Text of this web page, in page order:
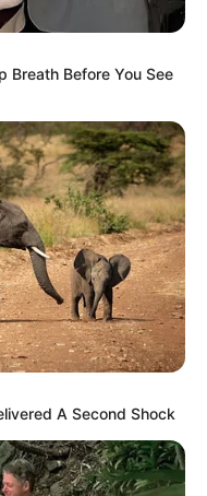
Breath Before You See
A Second Shock